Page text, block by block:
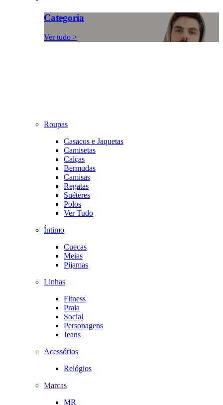
Categoria
Ver tudo >
Roupas
Casacos e Jaquetas
Camisetas
Calças
Bermudas
Camisas
Regatas
Suéteres
Polos
Ver Tudo
Íntimo
Cuecas
Meias
Pijamas
Linhas
Fitness
Praia
Social
Personagens
Jeans
Acessórios
Relógios
Marcas
MR